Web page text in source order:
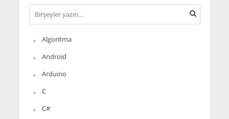
Algoritma
Android
Arduino
C
C#